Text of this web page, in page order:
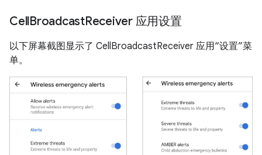
CellBroadcastReceiver 应用设置
以下屏幕截图显示了 CellBroadcastReceiver 应用“设置”菜
单。